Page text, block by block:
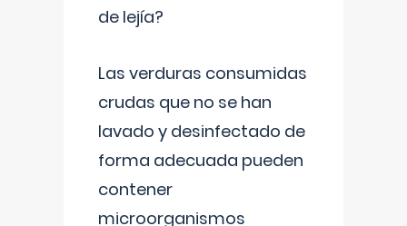
de lejía?
Las verduras consumidas
crudas que no se han
lavado y desinfectado de
forma adecuada pueden
contener
microorganismos